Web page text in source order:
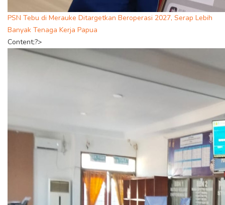
PSN Tebu di Merauke Ditargetkan Beroperasi 2027, Serap Lebih
Banyak Tenaga Kerja Papua
Content;?>